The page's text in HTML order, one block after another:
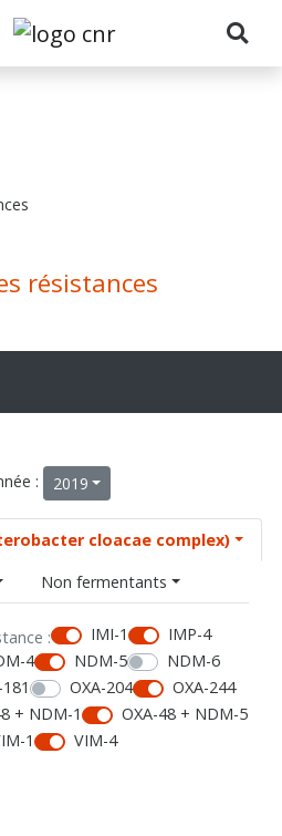
résistances
: 2019
cloacae complex)
Non fermentants
: IMI-1
IMP-4
4 NDM-5
NDM-6
OXA-204
OXA-244
+ NDM-1
OXA-48 + NDM-5
1
VIM-4